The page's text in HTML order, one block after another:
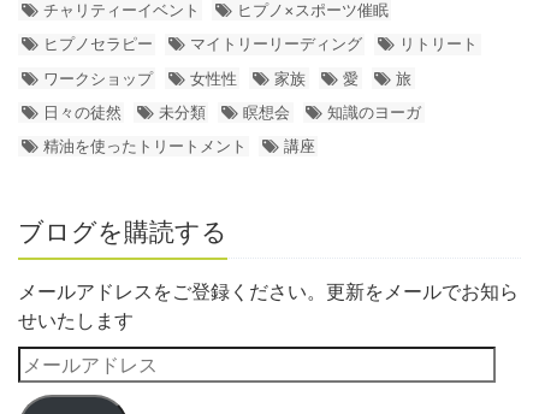
チャリティーイベント
ヒプノ×スポーツ催眠
ヒプノセラピー
マイトリーリーディング
リトリート
ワークショップ
女性性 家族 愛
旅
日々の徒然
未分類 瞑想会
知識のヨーガ
精油を使ったトリートメント
講座
ブログを購読する
メールアドレスをご登録ください。更新をメールでお知ら
せいたします